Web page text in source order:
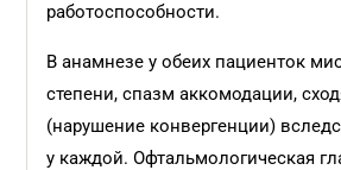
работоспособности.
В анамнезе у обеих пациенток
степени, спазм аккомодации,
(нарушение конвергенции)
у каждой. Офтальмологическая